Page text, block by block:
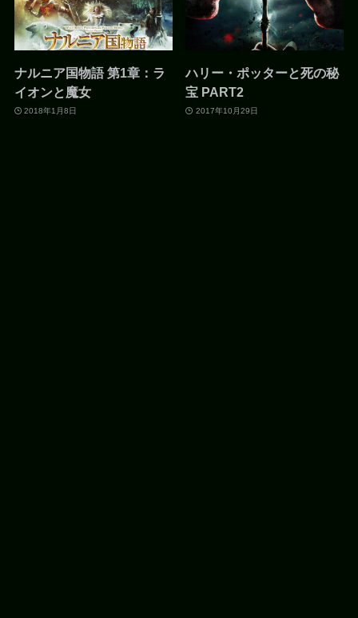
ナルニア国物語 第1章：ラ
イオンと魔女
2018年1月8日
ハリー・ポッターと死の秘
宝 PART2
2017年10月29日